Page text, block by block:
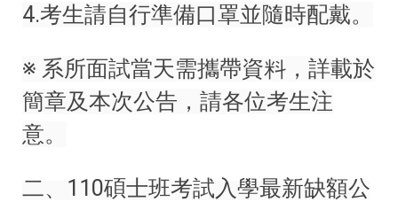
4.考生請自行準備口罩並隨時配戴。
※ 系所面試當天需攜帶資料，詳載於
簡章及本次公告，請各位考生注
意。
二、110碩士班考試入學最新缺額公